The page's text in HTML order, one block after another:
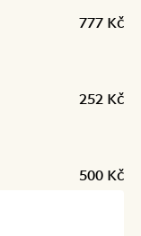
777 Kč
252 Kč
500 Kč